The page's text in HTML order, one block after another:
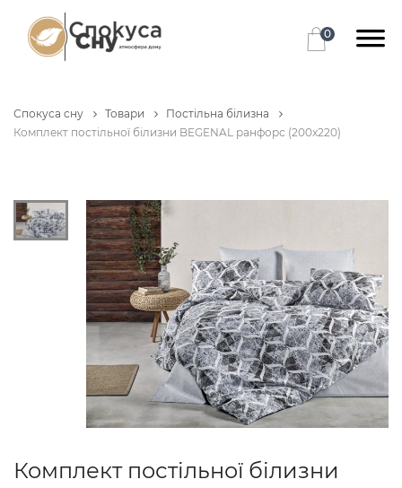
0
Спокуса сну Товари
Постільна білизна
Комплект постільної білизни BEGENAL ранфорс (200x220)
Комплект постільної білизни